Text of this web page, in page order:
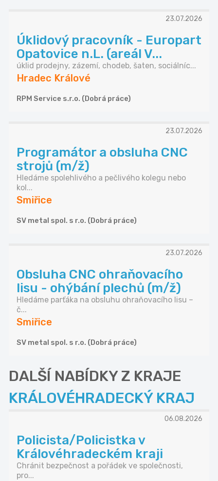
23.07.2026
Úklidový pracovník - Europart
Opatovice n.L. (areál V...
úklid prodejny, zázemí, chodeb, šaten, sociálníc...
Hradec Králové
RPM Service s.r.o. (Dobrá práce)
23.07.2026
Programátor a obsluha CNC
strojů (m/ž)
Hledáme spolehlivého a pečlivého kolegu nebo
kol...
Smiřice
SV metal spol. s r.o. (Dobrá práce)
23.07.2026
Obsluha CNC ohraňovacího
lisu - ohýbání plechů (m/ž)
Hledáme parťáka na obsluhu ohraňovacího lisu –
č...
Smiřice
SV metal spol. s r.o. (Dobrá práce)
DALŠÍ NABÍDKY Z KRAJE
KRÁLOVÉHRADECKÝ KRAJ
06.08.2026
Policista/Policistka v
Královéhradeckém kraji
Chránit bezpečnost a pořádek ve společnosti,
pro...